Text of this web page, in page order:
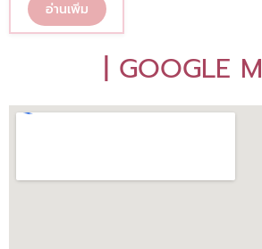
อ่านเพิ่ม
| GOOGLE